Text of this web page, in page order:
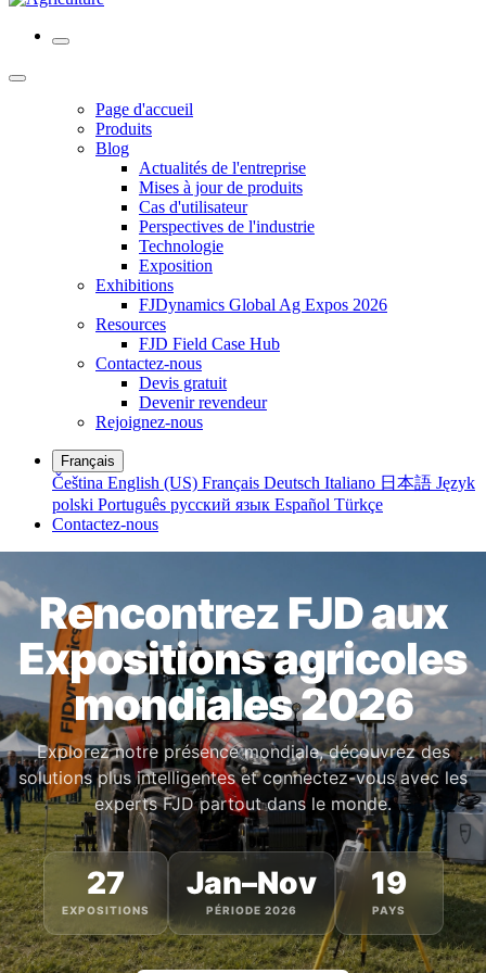
Page d'accueil
Produits
Blog
Actualités de l'entreprise
Mises à jour de produits
Cas d'utilisateur
Perspectives de l'industrie
Technologie
Exposition
Exhibitions
FJDynamics Global Ag Expos 2026
Resources
FJD Field Case Hub
Contactez-nous
Devis gratuit
Devenir revendeur
Rejoignez-nous
Français
Čeština English (US) Français Deutsch Italiano 日本語 Język
polski Português русский язык Español Türkçe
Contactez-nous
Rencontrez FJD aux
Expositions agricoles
mondiales 2026
Explorez notre présence mondiale, découvrez des
solutions plus intelligentes et connectez-vous avec les
experts FJD partout dans le monde.
27
EXPOSITIONS
Jan–Nov
PÉRIODE 2026
19
PAYS